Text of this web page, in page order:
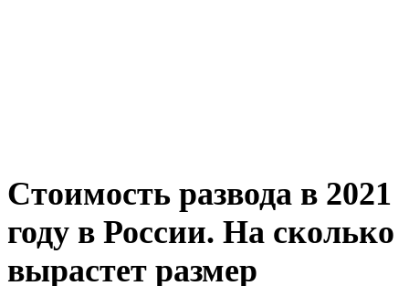
Стоимость развода в 2021
году в России. На сколько
вырастет размер